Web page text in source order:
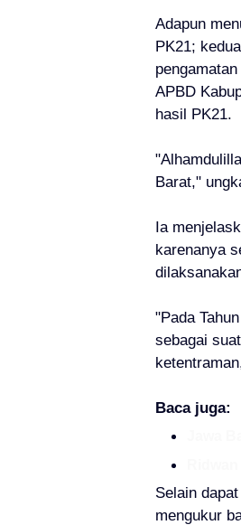
Adapun
PK21;
APBD
hasil PK21.
Barat,"
Ia
karenanya
"Pada
sebagai
Baca juga:
Selain
mengukur